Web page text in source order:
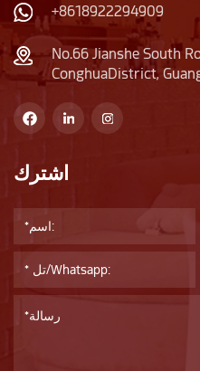
+8618922294909
No.66 Jianshe South
ConghuaDistrict,
اشترك